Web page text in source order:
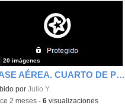
BASE AÉREA. CUARTO DE PRIMARIA. SÉPTIMA PARTE.
educativo.
porJulio Y.
20 imágenes
2 meses -6 visualizaciones